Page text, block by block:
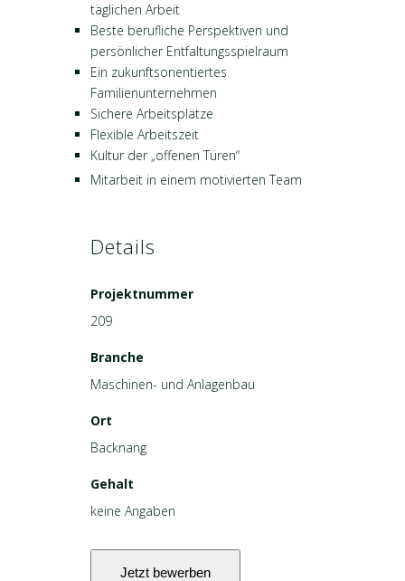
täglichen Arbeit
Beste berufliche Perspektiven und
persönlicher Entfaltungsspielraum
Ein zukunftsorientiertes
Familienunternehmen
Sichere Arbeitsplätze
Flexible Arbeitszeit
Kultur der „offenen Türen“
Mitarbeit in einem motivierten Team
Details
Projektnummer
209
Branche
Maschinen- und Anlagenbau
Ort
Backnang
Gehalt
keine Angaben